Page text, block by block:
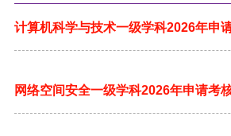
计算机科学与技术一级学科2026年申
制博士研究生招生实施细则
网络空间安全一级学科2026年申请考
士研究生招生实施细则